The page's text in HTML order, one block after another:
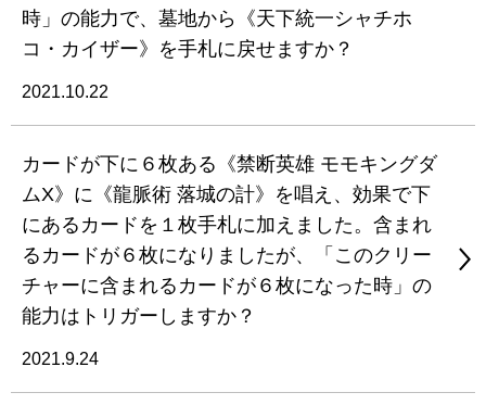
時」の能力で、墓地から《天下統一シャチホ
コ・カイザー》を手札に戻せますか？
2021.10.22
カードが下に６枚ある《禁断英雄 モモキングダ
ムX》に《龍脈術 落城の計》を唱え、効果で下
にあるカードを１枚手札に加えました。含まれ
るカードが６枚になりましたが、「このクリー
チャーに含まれるカードが６枚になった時」の
能力はトリガーしますか？
2021.9.24